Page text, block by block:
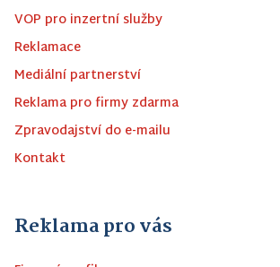
VOP pro inzertní služby
Reklamace
Mediální partnerství
Reklama pro firmy zdarma
Zpravodajství do e-mailu
Kontakt
Reklama pro vás